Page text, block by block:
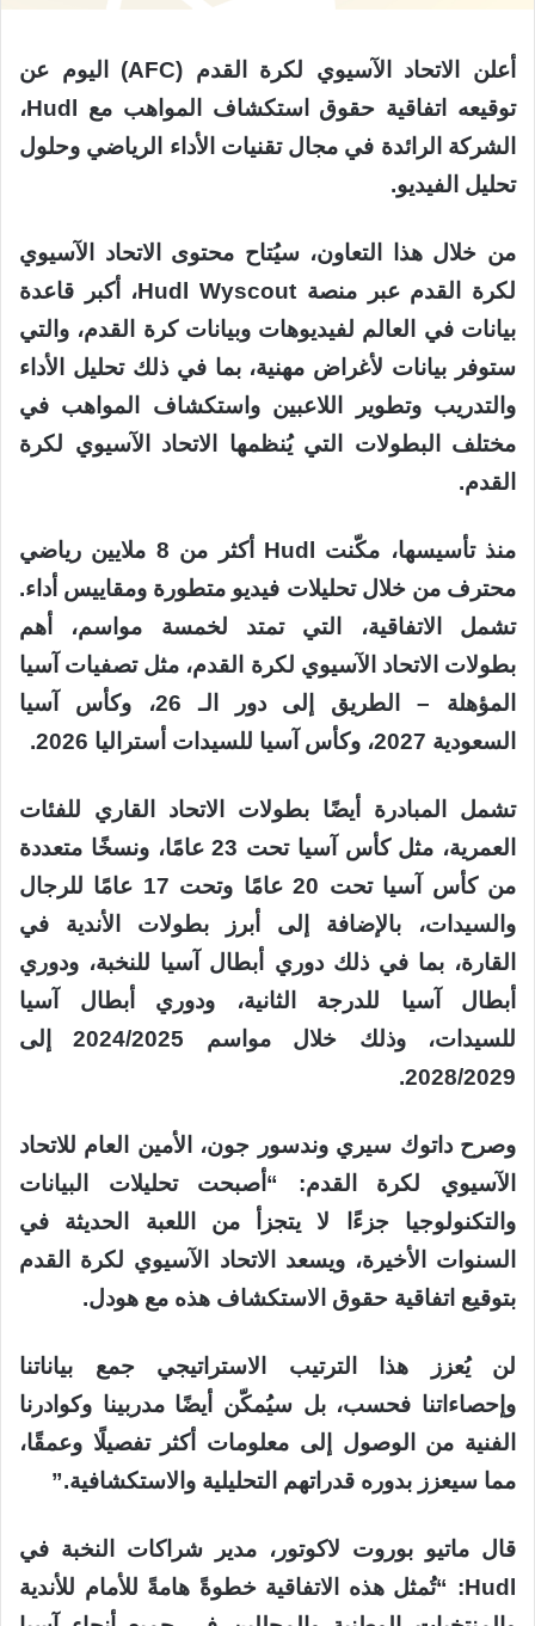
أعلن الاتحاد الآسيوي لكرة القدم (AFC) اليوم عن
توقيعه اتفاقية حقوق استكشاف المواهب مع Hudl،
الشركة الرائدة في مجال تقنيات الأداء الرياضي وحلول
تحليل الفيديو.
من خلال هذا التعاون، سيُتاح محتوى الاتحاد الآسيوي
لكرة القدم عبر منصة Hudl Wyscout، أكبر قاعدة
بيانات في العالم لفيديوهات وبيانات كرة القدم، والتي
ستوفر بيانات لأغراض مهنية، بما في ذلك تحليل الأداء
والتدريب وتطوير اللاعبين واستكشاف المواهب في
مختلف البطولات التي يُنظمها الاتحاد الآسيوي لكرة
القدم.
منذ تأسيسها، مكّنت Hudl أكثر من 8 ملايين رياضي
محترف من خلال تحليلات فيديو متطورة ومقاييس أداء.
تشمل الاتفاقية، التي تمتد لخمسة مواسم، أهم
بطولات الاتحاد الآسيوي لكرة القدم، مثل تصفيات آسيا
المؤهلة – الطريق إلى دور الـ 26، وكأس آسيا
السعودية 2027، وكأس آسيا للسيدات أستراليا 2026.
تشمل المبادرة أيضًا بطولات الاتحاد القاري للفئات
العمرية، مثل كأس آسيا تحت 23 عامًا، ونسخًا متعددة
من كأس آسيا تحت 20 عامًا وتحت 17 عامًا للرجال
والسيدات، بالإضافة إلى أبرز بطولات الأندية في
القارة، بما في ذلك دوري أبطال آسيا للنخبة، ودوري
أبطال آسيا للدرجة الثانية، ودوري أبطال آسيا
للسيدات، وذلك خلال مواسم 2024/2025 إلى
2028/2029.
وصرح داتوك سيري وندسور جون، الأمين العام للاتحاد
الآسيوي لكرة القدم: “أصبحت تحليلات البيانات
والتكنولوجيا جزءًا لا يتجزأ من اللعبة الحديثة في
السنوات الأخيرة، ويسعد الاتحاد الآسيوي لكرة القدم
بتوقيع اتفاقية حقوق الاستكشاف هذه مع هودل.
لن يُعزز هذا الترتيب الاستراتيجي جمع بياناتنا
وإحصاءاتنا فحسب، بل سيُمكّن أيضًا مدربينا وكوادرنا
الفنية من الوصول إلى معلومات أكثر تفصيلًا وعمقًا،
مما سيعزز بدوره قدراتهم التحليلية والاستكشافية.”
قال ماتيو بوروت لاكوتور، مدير شراكات النخبة في
Hudl: “تُمثل هذه الاتفاقية خطوةً هامةً للأمام للأندية